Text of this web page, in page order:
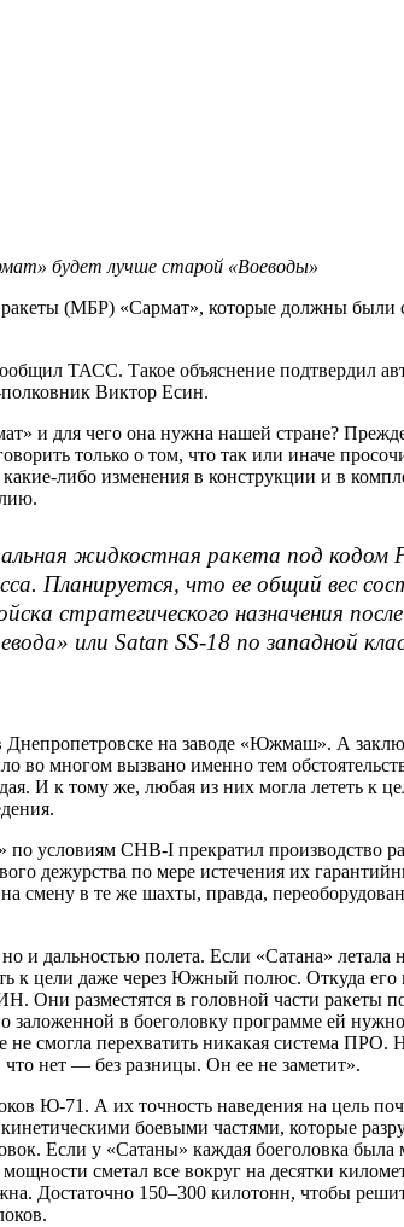
будет лучше старой «Воеводы»
(МБР) «Сармат», которые должны были
ТАСС. Такое объяснение подтвердил
Виктор Есин.
и для чего она нужна нашей стране?
только о том, что так или иначе
либо изменения в конструкции и в
жидкостная ракета под кодом
Планируется, что ее общий вес
стратегического назначения
или Satan SS-18 по западной
Днепропетровске на заводе «Южмаш». А
многом вызвано именно тем
И к тому же, любая из них могла лететь к
условиям СНВ-I прекратил производство
дежурства по мере истечения их
смену в те же шахты, правда,
и дальностью полета. Если «Сатана»
к цели даже через Южный полюс. Откуда
Они разместятся в головной части ракеты
заложенной в боеголовку программе ей
смогла перехватить никакая система
нет — без разницы. Он ее не заметит».
Ю-71. А их точность наведения на цель
боевыми частями, которые
Если у «Сатаны» каждая боеголовка
сметал все вокруг на десятки
Достаточно 150–300 килотонн, чтобы